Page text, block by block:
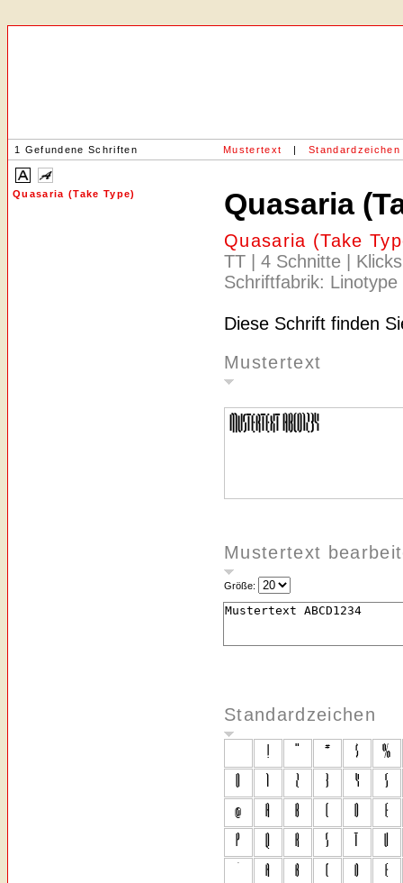
1 Gefundene Schriften Mustertext | Standardzeichen
Quasaria (Take Type) Quasaria
Quasaria (Take
TT | 4 Schnitte |
Schriftfabrik: Linotype
Diese Schrift finden
Mustertext
Mustertext
Größe:
Standardzeichen